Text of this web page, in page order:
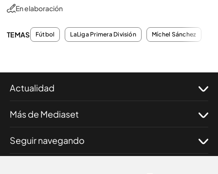
En elaboración
TEMAS Fútbol LaLiga Primera División Míchel Sánchez
Actualidad
Más de Mediaset
Seguir navegando